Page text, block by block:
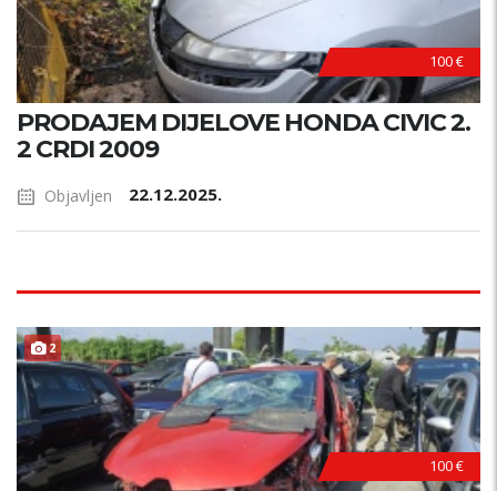
100 €
PRODAJEM DIJELOVE HONDA CIVIC 2.
2 CRDI 2009
Objavljen 22.12.2025.
2
100 €